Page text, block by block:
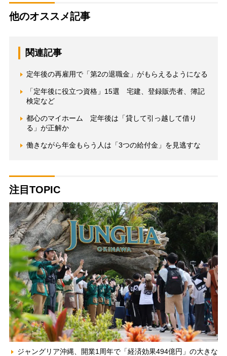
他のオススメ記事
関連記事
定年後の再雇用で「第2の退職金」がもらえるようになる
「定年後に役立つ資格」15選 宅建、登録販売者、簿記
検定など
都心のマイホーム 定年後は「貸して引っ越して借り
る」が正解か
働きながら年金もらう人は「3つの給付金」を見逃すな
注目TOPIC
ジャングリア沖縄、開業1周年で「経済効果494億円」の大きな